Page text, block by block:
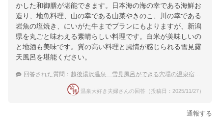
かした和御膳が堪能できます。日本海の海の幸である海鮮お
造り、地魚料理、山の幸である山菜やきのこ、川の幸である
岩魚の塩焼き、にいがた牛までプランにもよりますが、新潟
県を丸ごと味わえる素晴らしい料理です。白米が美味しいの
と地酒も美味です。質の高い料理と風情が感じられる雪見露
天風呂を堪能ください。
回答された質問： 越後湯沢温泉 雪見風呂ができる穴場の温泉宿のおすすめは？
温泉大好き夫婦さんの回答（投稿日：2025/11/27）
通報する